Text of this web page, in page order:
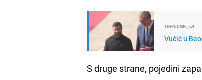
TRENDING
Vučić u
S druge strane, pojedini